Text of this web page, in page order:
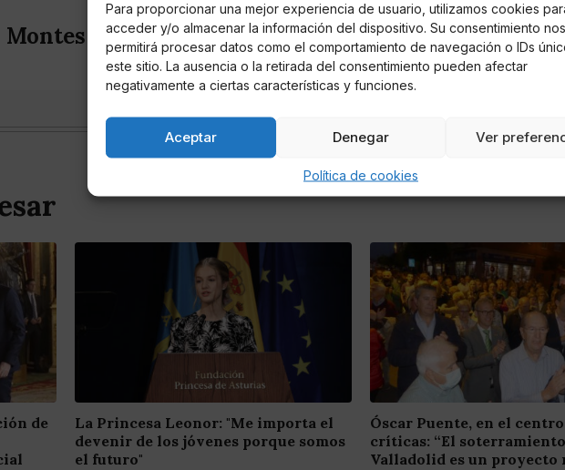
Para proporcionar una mejor experiencia de usuario, utilizamos cookies
acceder y/o almacenar la información del dispositivo. Su consentimiento nos
permitirá procesar datos como el comportamiento de navegación o IDs
este sitio. La ausencia o la retirada del consentimiento pueden afectar
negativamente a ciertas características y funciones.
Aceptar Denegar Ver
Política de cookies
Montes
de
La Princesa Leonor: "Me importa el
devenir de los jóvenes porque somos
el futuro"
Óscar Puente, en el
críticas: “El
Valladolid es un proyecto